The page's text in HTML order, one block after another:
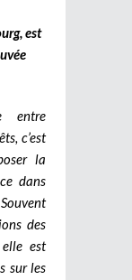
est
entre
c’est
la
dans
des
elle est
sur les